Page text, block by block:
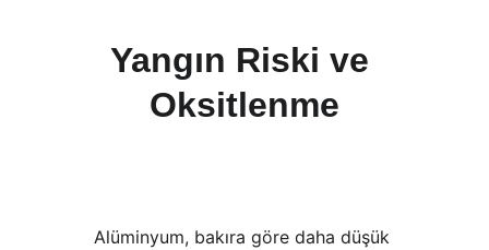
Yangın Riski ve
Oksitlenme
Alüminyum, bakıra göre daha düşük